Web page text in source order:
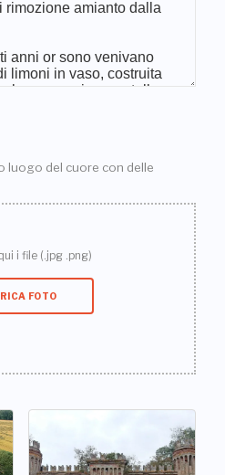
luogo del cuore con delle
i file (.jpg .png)
FOTO